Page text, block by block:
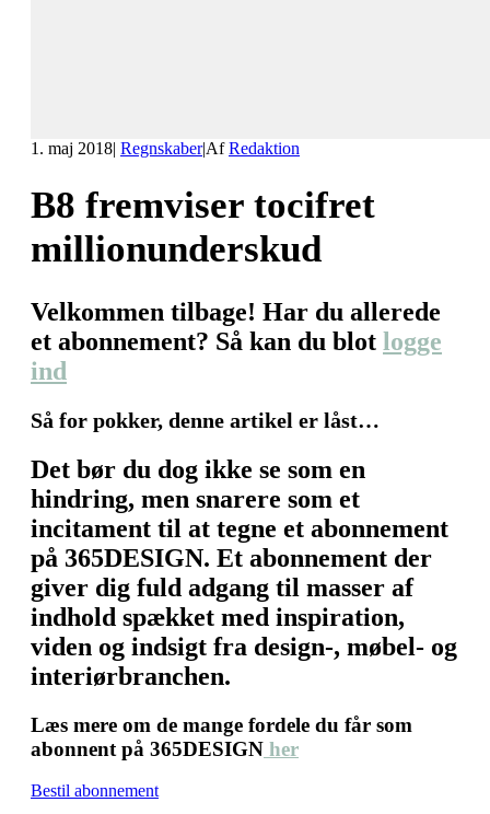
1. maj 2018| Regnskaber|AfRedaktion
B8 fremviser tocifret
millionunderskud
Velkommen tilbage! Har du allerede
et abonnement? Så kan du blot logge
ind
Så for pokker, denne artikel er låst…
Det bør du dog ikke se som en
hindring, men snarere som et
incitament til at tegne et abonnement
på 365DESIGN. Et abonnement der
giver dig fuld adgang til masser af
indhold spækket med inspiration,
viden og indsigt fra design-, møbel- og
interiørbranchen.
Læs mere om de mange fordele du får som
abonnent på 365DESIGN her
Bestil abonnement